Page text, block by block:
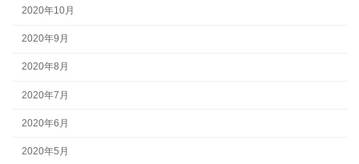
2020年10月
2020年9月
2020年8月
2020年7月
2020年6月
2020年5月